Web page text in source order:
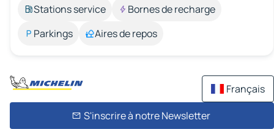
Stations service
Bornes de recharge
Parkings
Aires de repos
Français
S'inscrire à notre Newsletter